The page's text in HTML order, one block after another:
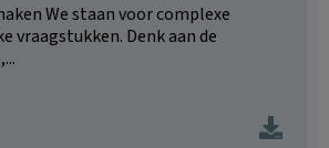
We staan voor complexe
vraagstukken. Denk aan de